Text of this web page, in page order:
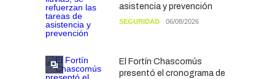
asistencia y prevención
SEGURIDAD 06/08/2026
El Fortín Chascomús
presentó el cronograma de